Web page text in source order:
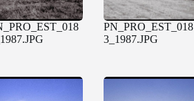
PN_PRO_EST_018
3_1987.JPG